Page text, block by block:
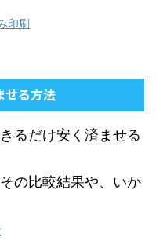
印刷
せる方法
るだけ安く済ませる
の比較結果や、いか